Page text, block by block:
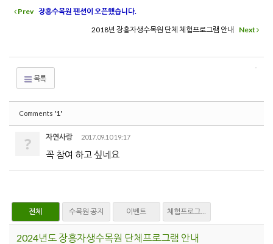
Prev 장흥수목원 펜션이 오픈했습니다.
2018년 장흥자생수목원 단체 체험프로그램 안내
Next
목록
Comments '1'
? 자연사랑 2017.09.10 19:17
꼭 참여 하고 싶네요
전체 수목원 공지 이벤트 체험프로그램
2024년도 장흥자생수목원 단체프로그램 안내